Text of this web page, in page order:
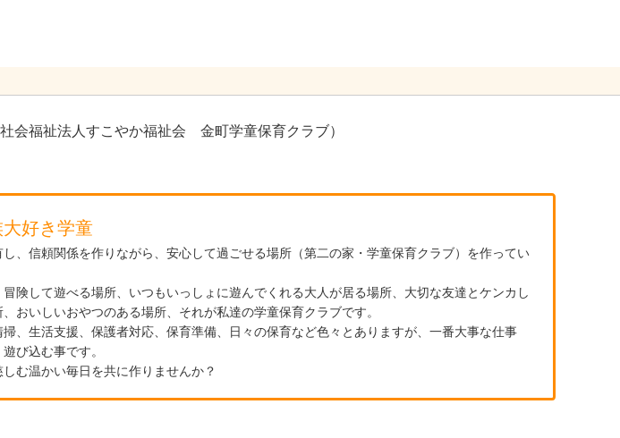
社会福祉法人すこやか福祉会 金町学童保育クラブ）
好き学童
、信頼関係を作りながら、安心して過ごせる場所（第二の家・学童保育クラブ）を作ってい
険して遊べる場所、いつもいっしょに遊んでくれる大人が居る場所、大切な友達とケンカし
おいしいおやつのある場所、それが私達の学童保育クラブです。
、生活支援、保護者対応、保育準備、日々の保育など色々とありますが、一番大事な仕事
び込む事です。
む温かい毎日を共に作りませんか？